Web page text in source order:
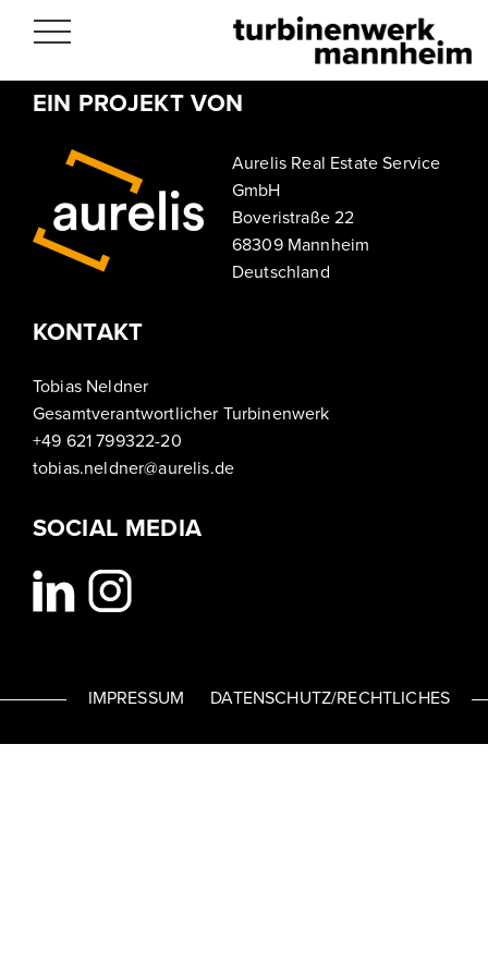
Toggle
EIN PROJEKT VON
Aurelis Real Estate Service
GmbH
Boveristraße 22
68309 Mannheim
Deutschland
KONTAKT
Tobias Neldner
Gesamtverantwortlicher Turbinenwerk
+49 621 799322-20
tobias.neldner@aurelis.de
SOCIAL MEDIA
IMPRESSUM DATENSCHUTZ/RECHTLICHES